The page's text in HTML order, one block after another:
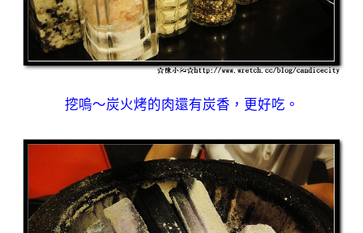
挖嗚～炭火烤的肉還有炭香，更好吃。